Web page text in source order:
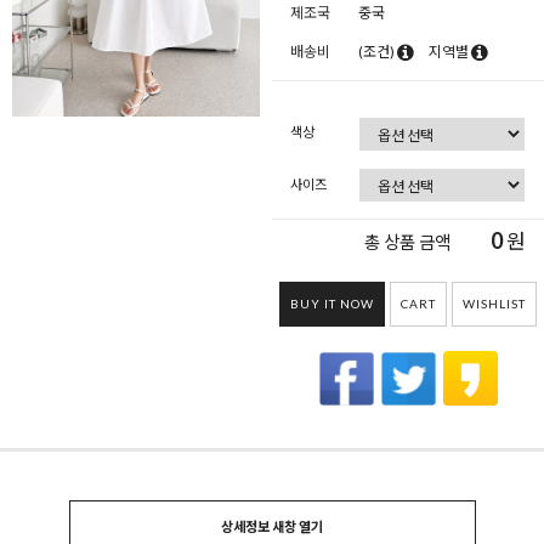
제조국 중국
배송비 (조건) 지역별
색상
사이즈
총 상품 금액 0원
BUY IT NOW CART WISHLIST
상세정보 새창 열기